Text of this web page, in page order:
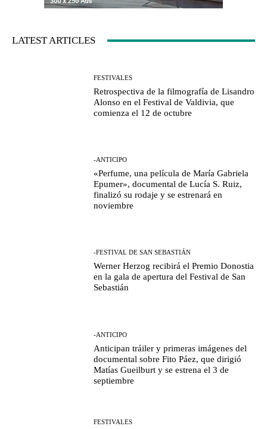
LATEST ARTICLES
FESTIVALES
Retrospectiva de la filmografía de Lisandro
Alonso en el Festival de Valdivia, que
comienza el 12 de octubre
-ANTICIPO
«Perfume, una película de María Gabriela
Epumer», documental de Lucía S. Ruiz,
finalizó su rodaje y se estrenará en
noviembre
-FESTIVAL DE SAN SEBASTIÁN
Werner Herzog recibirá el Premio Donostia
en la gala de apertura del Festival de San
Sebastián
-ANTICIPO
Anticipan tráiler y primeras imágenes del
documental sobre Fito Páez, que dirigió
Matías Gueilburt y se estrena el 3 de
septiembre
FESTIVALES